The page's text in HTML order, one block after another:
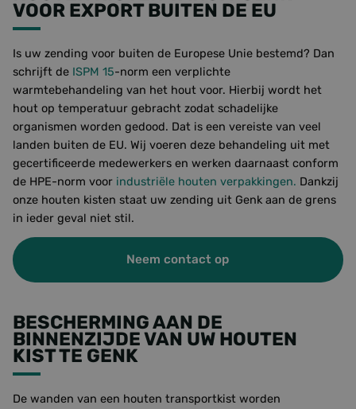
VOOR EXPORT BUITEN DE EU
Is uw zending voor buiten de Europese Unie bestemd? Dan
schrijft de ISPM 15-norm een verplichte
warmtebehandeling van het hout voor. Hierbij wordt het
hout op temperatuur gebracht zodat schadelijke
organismen worden gedood. Dat is een vereiste van veel
landen buiten de EU. Wij voeren deze behandeling uit met
gecertificeerde medewerkers en werken daarnaast conform
de HPE-norm voor industriële houten verpakkingen. Dankzij
onze houten kisten staat uw zending uit Genk aan de grens
in ieder geval niet stil.
Neem contact op
BESCHERMING AAN DE
BINNENZIJDE VAN UW HOUTEN
KIST TE GENK
De wanden van een houten transportkist worden